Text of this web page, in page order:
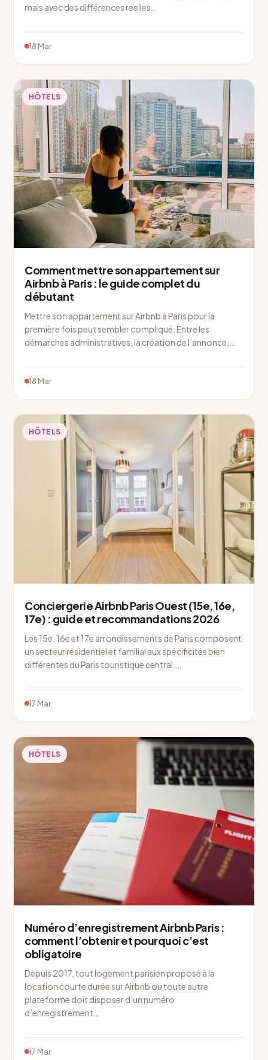
mais avec des différences réelles…
18 Mar
HÔTELS
Comment mettre son appartement sur
Airbnb à Paris : le guide complet du
débutant
Mettre son appartement sur Airbnb à Paris pour la
première fois peut sembler compliqué. Entre les
démarches administratives, la création de l’annonce,…
18 Mar
HÔTELS
Conciergerie Airbnb Paris Ouest (15e, 16e,
17e) : guide et recommandations 2026
Les 15e, 16e et 17e arrondissements de Paris composent
un secteur résidentiel et familial aux spécificités bien
différentes du Paris touristique central.…
17 Mar
HÔTELS
Numéro d’enregistrement Airbnb Paris :
comment l’obtenir et pourquoi c’est
obligatoire
Depuis 2017, tout logement parisien proposé à la
location courte durée sur Airbnb ou toute autre
plateforme doit disposer d’un numéro
d’enregistrement…
17 Mar